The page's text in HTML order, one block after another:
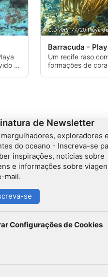
à
A.C.Divers, 77720 Playa
Barracuda -
Um recife raso
formações de
de Newsletter
mergulhadores, exploradores e
do oceano - Inscreva-se
inspirações, notícias sobre
e informações sobre
mail.
se
Configurações de Cookies